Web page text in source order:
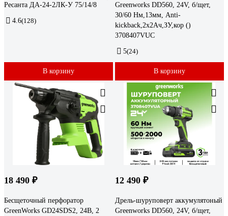
Ресанта ДА-24-2ЛК-У 75/14/8
4.6(128)
В корзину
Greenworks DD560, 24V, б/щет,
30/60 Нм,13мм, Anti-
kickback,2х2Ач,ЗУ,кор ()
3708407VUC
5(24)
В корзину
18 490 ₽
Бесщеточный перфоратор
GreenWorks GD24SDS2, 24В, 2
12 490 ₽
Дрель-шуруповерт аккумулятоный
Greenworks DD560, 24V, б/щет,